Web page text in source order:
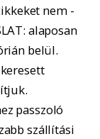
nem -
alaposan
belül.
passzoló
szállítási